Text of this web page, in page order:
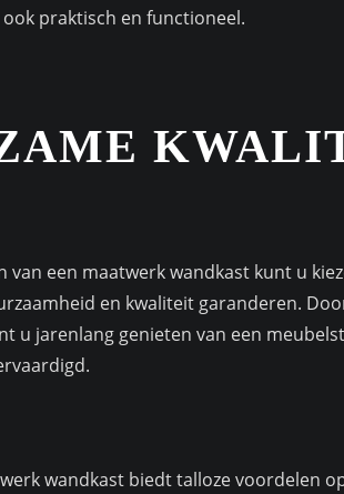
praktisch en functioneel.
van een maatwerk wandkast kunt u
en kwaliteit garanderen.
u jarenlang genieten van een
wandkast biedt talloze voordelen